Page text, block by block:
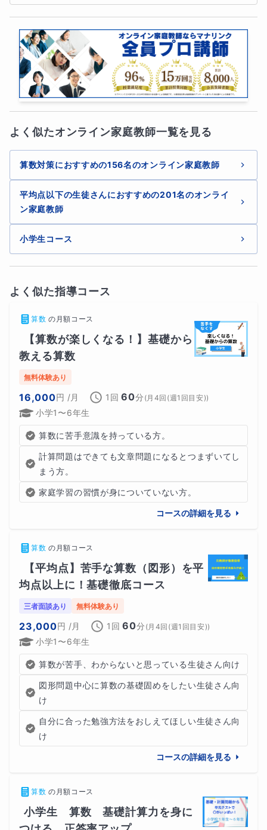
して頂けると思います。
小学生年代から勉強ばかりになるのはあまり良くないと考
えていますので宿題も原則無しの方向で考えています。
原則無しですが、有りにすることも可能です。
その辺りは事前に相談して頂ければ対応いたしますのでご
安心ください。
・オプションチャットサポート（月額3,000円）
迎です。
・保護者様への報告方法
原則授業ごとに進捗状況やお子様の状況をご報告いたしま
す。
授業に対する理解度や授業内容を共有できればと思ってお
ります。
保護者様からお子様の勉強に対する様子も教えて頂ければ
・お問合せを行って頂く際に知りたいこと
テストの点数
普段の学習習慣
学校で使用している教科書やテキスト
よく似たオンライン家庭教師一覧を見る
算数対策におすすめの156名のオンライン家庭教師
平均点以下の生徒さんにおすすめの201名のオンライ
ン家庭教師
小学生コース
よく似た指導コース
算数 の 月額コース
【算数が楽しくなる！】基礎から
教える算数
無料体験あり
16,000円 /月 1回 60分 (月4回(週1回目安))
小学1〜6年生
算数に苦手意識を持っている方。
計算問題はできても文章問題になるとつまずいてし
まう方。
家庭学習の習慣が身についていない方。
コースの詳細を見る
算数 の 月額コース
【平均点】苦手な算数（図形）を平
均点以上に！基礎徹底コース
三者面談あり 無料体験あり
23,000円 /月 1回 60分 (月4回(週1回目安))
小学1〜6年生
算数が苦手、わからないと思っている生徒さん向け
図形問題中心に算数の基礎固めをしたい生徒さん向
け
自分に合った勉強方法をおしえてほしい生徒さん向
け
コースの詳細を見る
算数 の 月額コース
小学生　算数　基礎計算力を身に